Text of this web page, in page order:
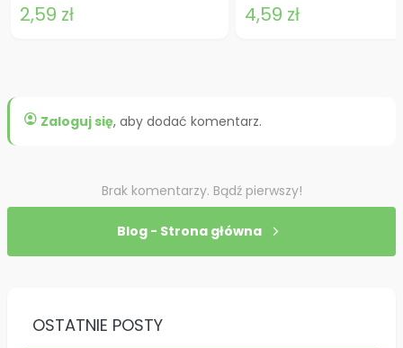
Blog - Strona główna chevron_right
OSTATNIE POSTY
2,59 zł 4,59 zł
account_circle Zaloguj się, aby dodać komentarz.
Brak komentarzy. Bądź pierwszy!